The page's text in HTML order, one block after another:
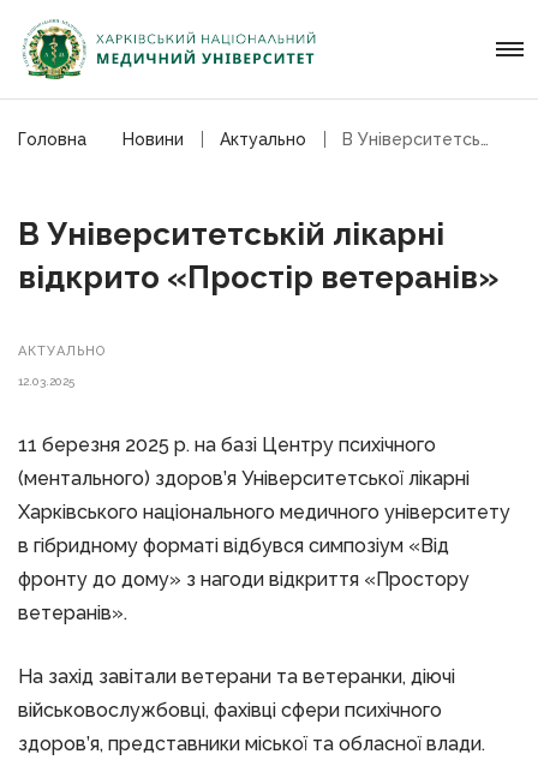
Головна Новини Актуально
В Університетській лікарні
відкрито «Простір ветеранів»
АКТУАЛЬНО
12.03.2025
11 березня 2025 р. на базі Центру психічного
(ментального) здоров’я Університетської лікарні
Харківського національного медичного університету
в гібридному форматі відбувся симпозіум «Від
фронту до дому» з нагоди відкриття «Простору
ветеранів».
На захід завітали ветерани та ветеранки, діючі
військовослужбовці, фахівці сфери психічного
здоров’я, представники міської та обласної влади.